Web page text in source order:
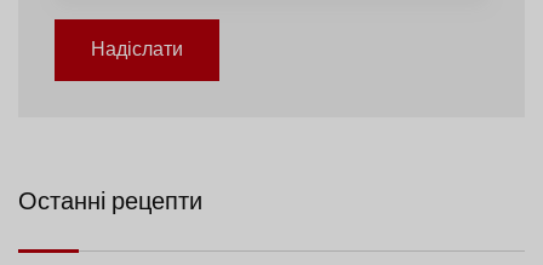
Надіслати
Останні рецепти